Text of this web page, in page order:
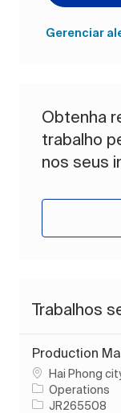
Gerenciar
Obtenha
trabalho
nos seus
Trabalhos
Production
Localização
Hai Phong
Operations
ID do trabalho
JR265508